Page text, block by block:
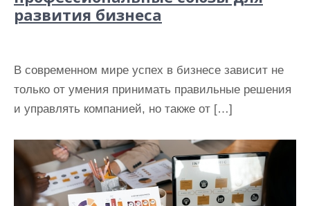
развития бизнеса
В современном мире успех в бизнесе зависит не
только от умения принимать правильные решения
и управлять компанией, но также от […]